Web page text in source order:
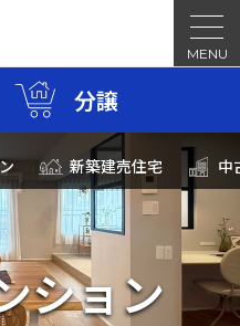
分譲
新築建売住宅 中
ション